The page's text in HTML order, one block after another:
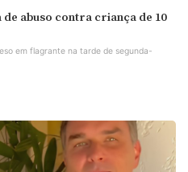
abuso contra criança de 10
em flagrante na tarde de segunda-